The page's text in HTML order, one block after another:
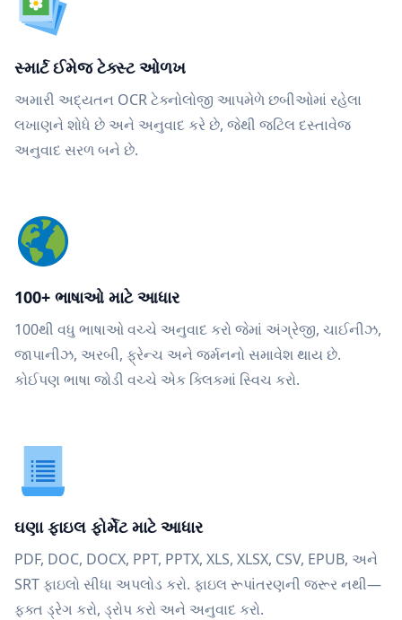
સ્માર્ટ ઈમેજ ટેક્સ્ટ ઓળખ
અમારી અદ્યતન OCR ટેક્નોલોજી આપમેળે છબીઓમાં રહેલા
લખાણને શોધે છે અને અનુવાદ કરે છે, જેથી જટિલ દસ્તાવેજ
અનુવાદ સરળ બને છે.
100+ ભાષાઓ માટે આધાર
100થી વધુ ભાષાઓ વચ્ચે અનુવાદ કરો જેમાં અંગ્રેજી, ચાઈનીઝ,
જાપાનીઝ, અરબી, ફ્રેન્ચ અને જર્મનનો સમાવેશ થાય છે.
કોઈપણ ભાષા જોડી વચ્ચે એક ક્લિકમાં સ્વિચ કરો.
ઘણા ફાઇલ ફોર્મેટ માટે આધાર
PDF, DOC, DOCX, PPT, PPTX, XLS, XLSX, CSV, EPUB, અને
SRT ફાઇલો સીધા અપલોડ કરો. ફાઇલ રૂપાંતરણની જરૂર નથી—
ફક્ત ડ્રેગ કરો, ડ્રોપ કરો અને અનુવાદ કરો.